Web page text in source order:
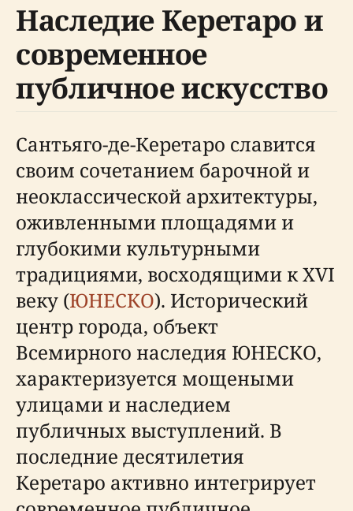
Наследие Керетаро и
современное
публичное искусство
Сантьяго-де-Керетаро славится
своим сочетанием барочной и
неоклассической архитектуры,
оживленными площадями и
глубокими культурными
традициями, восходящими к XVI
веку (ЮНЕСКО). Исторический
центр города, объект
Всемирного наследия ЮНЕСКО,
характеризуется мощеными
улицами и наследием
публичных выступлений. В
последние десятилетия
Керетаро активно интегрирует